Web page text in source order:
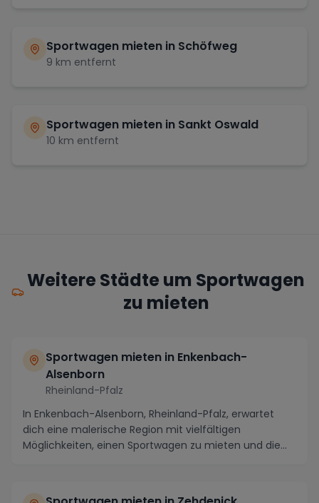
Sportwagen mieten in Schöfweg
9 km entfernt
Sportwagen mieten in Sankt Oswald
10 km entfernt
Weitere Städte um Sportwagen
zu mieten
Sportwagen mieten in Enkenbach-
Alsenborn
Rheinland-Pfalz
In Enkenbach-Alsenborn, Rheinland-Pfalz, erwartet
dich eine malerische Region mit vielfältigen
Möglichkeiten, einen Sportwagen zu mieten und die